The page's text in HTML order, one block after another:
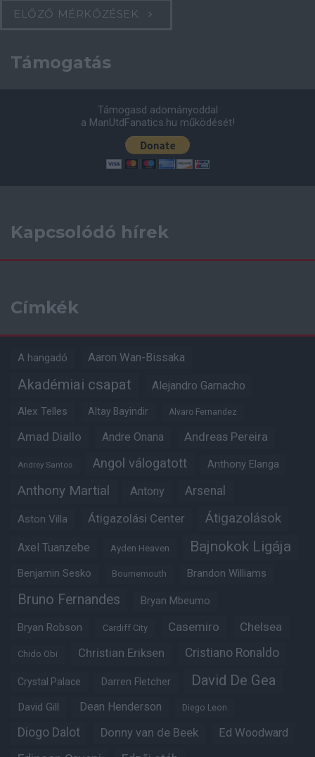
ELŐZŐ MÉRKŐZÉSEK
Támogatás
Támogasd adományoddal
a ManUtdFanatics.hu működését!
Kapcsolódó hírek
Címkék
A hangadó Aaron Wan-Bissaka
Akadémiai csapat Alejandro Garnacho
Alex Telles Altay Bayindir Alvaro Fernandez
Amad Diallo Andre Onana Andreas Pereira
Andrey Santos Angol válogatott Anthony Elanga
Anthony Martial Antony Arsenal
Aston Villa Átigazolási Center Átigazolások
Axel Tuanzebe Ayden Heaven Bajnokok Ligája
Benjamin Sesko Bournemouth Brandon Williams
Bruno Fernandes Bryan Mbeumo
Bryan Robson Cardiff City Casemiro Chelsea
Chido Obi Christian Eriksen Cristiano Ronaldo
Crystal Palace Darren Fletcher David De Gea
David Gill Dean Henderson Diego Leon
Diogo Dalot Donny van de Beek Ed Woodward